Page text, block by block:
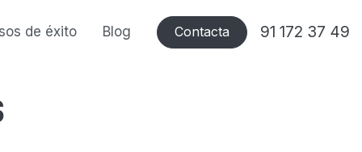
de éxito Blog Contacta 91 172 37 49